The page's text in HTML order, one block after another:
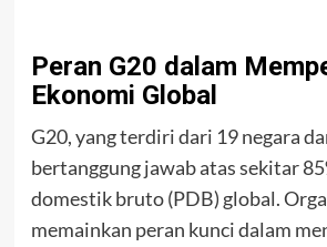
Peran G20 dalam
Ekonomi Global
G20, yang terdiri dari 19 negara
bertanggung jawab atas sekitar
domestik bruto (PDB) global.
memainkan peran kunci dalam